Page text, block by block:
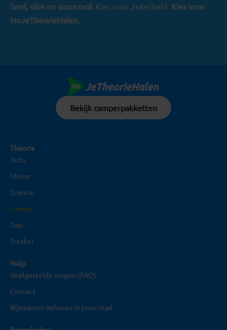
Snel, slim en succesvol . Kies voor zekerheid. Kies voor
NuJeTheorieHalen
Bekijk camperpakketten
Theorie
Auto
Motor
Scooter
Camper
Taxi
Trekker
Hulp
Veelgestelde vragen (FAQ)
Contact
Rijexamen oefenen in jouw stad